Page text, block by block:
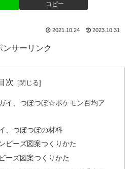
コピー
2021.10.24 2023.10.31
ンサーリンク
次
イ、つぼつぼ☆ポケモン百均ア
、つぼつぼの材料
ビーズ図案つくりかた
ーズ図案つくりかた